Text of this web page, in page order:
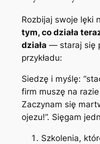
Rozbijaj swoje lęki
tym, co działa
działa — staraj się
przykładu:
Siedzę i myślę:
firm muszę na razie
Zaczynam się
ojezu!”. Sięgam
Szkolenia,